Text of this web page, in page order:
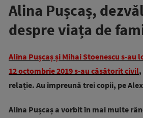
Alina Pușcaș,
despre viața de
Alina Pușcaș și Mihai Stoenescu s-au
12 octombrie 2019 s-au căsătorit civil
relație. Au împreună trei copii, pe
Alina Pușcaș a vorbit în mai multe